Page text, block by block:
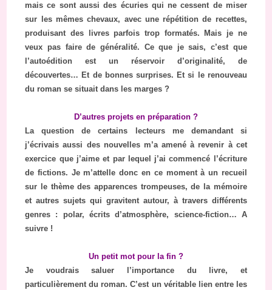
mais ce sont aussi des écuries qui ne cessent de miser
sur les mêmes chevaux, avec une répétition de recettes,
produisant des livres parfois trop formatés. Mais je ne
veux pas faire de généralité. Ce que je sais, c’est que
l’autoédition est un réservoir d’originalité, de
découvertes… Et de bonnes surprises. Et si le renouveau
du roman se situait dans les marges ?
D’autres projets en préparation ?
La question de certains lecteurs me demandant si
j’écrivais aussi des nouvelles m’a amené à revenir à cet
exercice que j’aime et par lequel j’ai commencé l’écriture
de fictions. Je m’attelle donc en ce moment à un recueil
sur le thème des apparences trompeuses, de la mémoire
et autres sujets qui gravitent autour, à travers différents
genres : polar, écrits d’atmosphère, science-fiction… A
suivre !
Un petit mot pour la fin ?
Je voudrais saluer l’importance du livre, et
particulièrement du roman. C’est un véritable lien entre les